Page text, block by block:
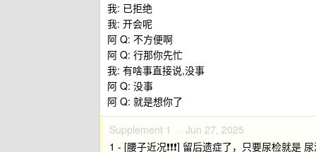
我: 已拒绝
我: 开会呢
阿 Q: 不方便啊
阿 Q: 行那你先忙
我: 有啥事直接说,没事
阿 Q: 没事
阿 Q: 就是想你了
Supplement 1 · Jun 27, 2025
1 - [腰子近况❗️❗️❗️] 留后遗症了，只要尿检就是